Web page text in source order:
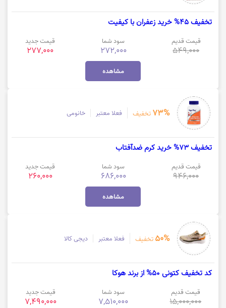
تخفیف 45% خرید زعفران با کیفیت
قیمت قدیم
549,000
سود شما
272,000
قیمت جدید
277,000
مشاهده
73% تخفیف فعلا معتبر خانومی
تخفیف 73% خرید کرم ضدآفتاب
قیمت قدیم
946,000
سود شما
686,000
قیمت جدید
260,000
مشاهده
50% تخفیف فعلا معتبر دیجی کالا
کد تخفیف کتونی 50% از برند هوکا
قیمت قدیم
15,000,000
سود شما
7,510,000
قیمت جدید
7,490,000